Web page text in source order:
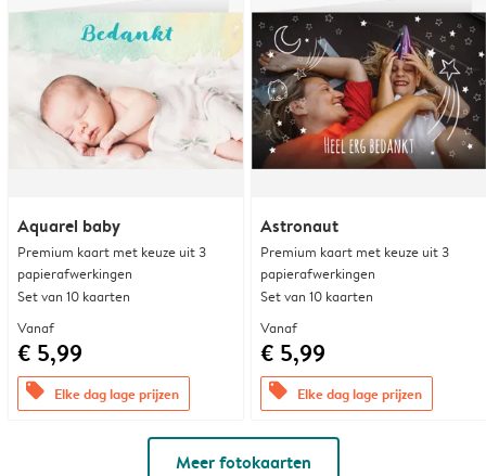
Aquarel baby
Premium kaart met keuze uit 3
papierafwerkingen
Set van 10 kaarten
Vanaf
€ 5,99
offers Elke dag lage prijzen
Astronaut
Premium kaart met keuze uit 3
papierafwerkingen
Set van 10 kaarten
Vanaf
€ 5,99
offers Elke dag lage prijzen
Meer fotokaarten